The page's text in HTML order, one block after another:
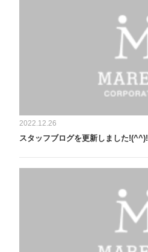
2022.12.26
スタッフブログを更新しました!(^^)!